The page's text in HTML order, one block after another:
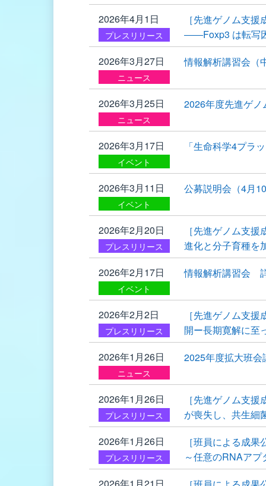
2026年4月1日
プレスリリース
［先進ゲノム支
――Foxp3 は転写
2026年3月27日
ニュース
情報解析講習会（
2026年3月25日
ニュース
2026年度先進ゲ
2026年3月17日
イベント
「生命科学4プラ
2026年3月11日
イベント
公募説明会（4月
2026年2月20日
プレスリリース
［先進ゲノム支
進化と分子育種
2026年2月17日
イベント
情報解析講習会
2026年2月2日
プレスリリース
［先進ゲノム支
開ー長期寛解に至
2026年1月26日
ニュース
2025年度拡大班
2026年1月26日
プレスリリース
［先進ゲノム支
が喪失し、共生細
2026年1月26日
プレスリリース
［班員による成
～任意のRNAア